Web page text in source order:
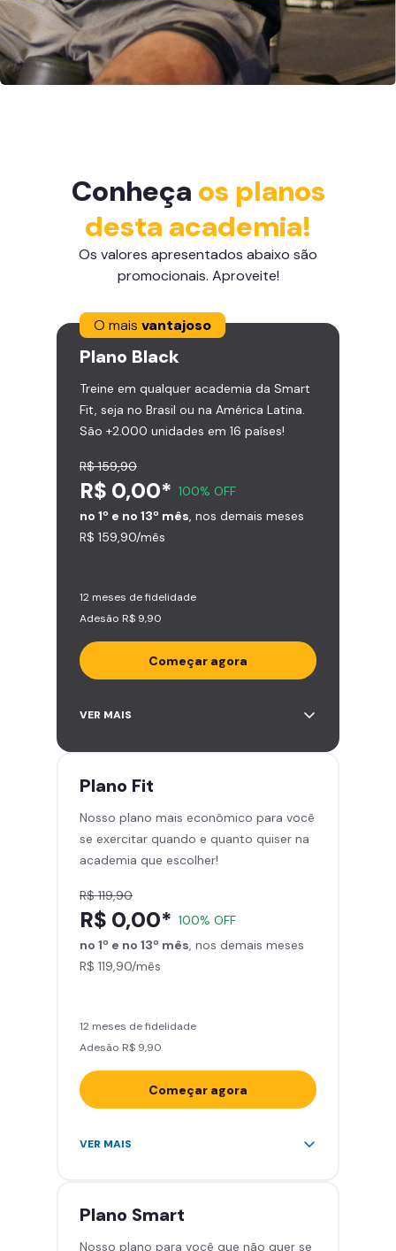
Conheça os planos
desta academia!
Os valores apresentados abaixo são
promocionais. Aproveite!
O mais vantajoso
Plano Black
Treine em qualquer academia da Smart
Fit, seja no Brasil ou na América Latina.
São +2.000 unidades em 16 países!
R$ 159,90
R$ 0,00* 100% OFF
no 1º e no 13º mês, nos demais meses
R$ 159,90/mês
12 meses de fidelidade
Adesão R$ 9,90
Começar agora
Acesso ilimitado a +2.000
Leve 5 amigos por mês para
Cadeira de massagem
Skeelo App (Audiobook)*
Área de musculação e aeróbicos
Smart Fit App
VER MAIS
Plano Fit
Nosso plano mais econômico para você
se exercitar quando e quanto quiser na
academia que escolher!
R$ 119,90
R$ 0,00* 100% OFF
no 1º e no 13º mês, nos demais meses
R$ 119,90/mês
12 meses de fidelidade
Adesão R$ 9,90
Começar agora
Acesso ilimitado a +2.000
Cadeira de massagem
Skeelo App (Audiobook)*
VER MAIS
Plano Smart
Nosso plano para você que não quer se